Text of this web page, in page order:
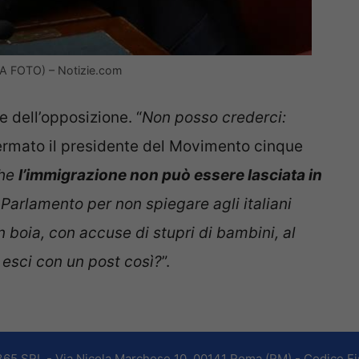
FOTO) – Notizie.com
“Non posso crederci:
il presidente del Movimento cinque
l’immigrazione non può essere lasciata in
per non spiegare agli italiani
con accuse di stupri di bambini, al
con un post così?”.